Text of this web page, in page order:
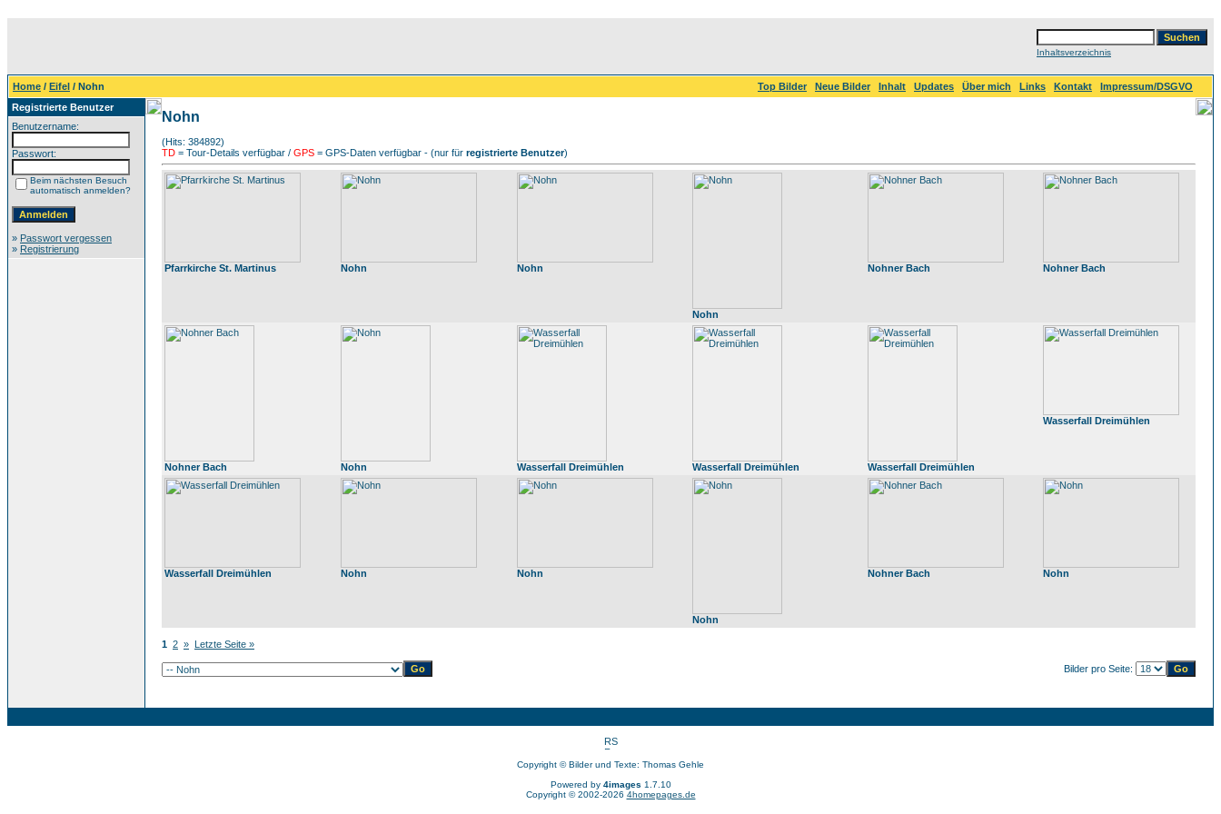
Inhaltsverzeichnis
Home / Eifel / Nohn Top Bilder Neue Bilder Inhalt Updates Über mich Links Kontakt
Impressum/DSGVO
Registrierte Benutzer
Benutzername:
Passwort:
Beim nächsten Besuch
automatisch anmelden?
» Passwort vergessen
» Registrierung
Nohn
(Hits: 384892)
TD = Tour-Details verfügbar / GPS = GPS-Daten verfügbar - (nur für registrierte Benutzer)
Pfarrkirche St. Martinus Nohn Nohn
Nohn
Nohner Bach Nohner Bach
Nohner Bach Nohn Wasserfall Dreimühlen Wasserfall Dreimühlen Wasserfall Dreimühlen
Wasserfall Dreimühlen
Wasserfall Dreimühlen Nohn Nohn
Nohn
Nohner Bach Nohn
1 2 » Letzte Seite »
Bilder pro Seite:
Copyright © Bilder und Texte: Thomas Gehle
Powered by 4images 1.7.10
Copyright © 2002-2026 4homepages.de